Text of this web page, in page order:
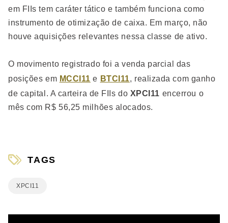
em FIIs tem caráter tático e também funciona como
instrumento de otimização de caixa. Em março, não
houve aquisições relevantes nessa classe de ativo.
O movimento registrado foi a venda parcial das
posições em MCCI11 e BTCI11, realizada com ganho
de capital. A carteira de FIIs do XPCI11 encerrou o
mês com R$ 56,25 milhões alocados.
TAGS
XPCI11